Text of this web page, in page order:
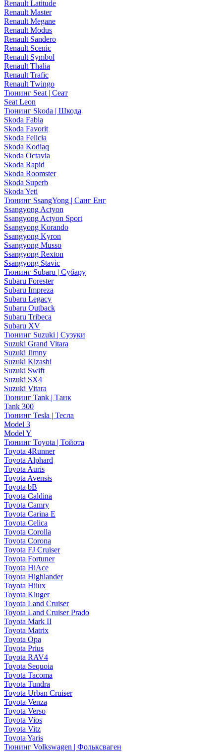
Renault Latitude
Renault Master
Renault Megane
Renault Modus
Renault Sandero
Renault Scenic
Renault Symbol
Renault Thalia
Renault Trafic
Renault Twingo
Тюнинг Seat | Сеат
Seat Leon
Тюнинг Skoda | Шкода
Skoda Fabia
Skoda Favorit
Skoda Felicia
Skoda Kodiaq
Skoda Octavia
Skoda Rapid
Skoda Roomster
Skoda Superb
Skoda Yeti
Тюнинг SsangYong | Санг Енг
Ssangyong Actyon
Ssangyong Actyon Sport
Ssangyong Korando
Ssangyong Kyron
Ssangyong Musso
Ssangyong Rexton
Ssangyong Stavic
Тюнинг Subaru | Субару
Subaru Forester
Subaru Impreza
Subaru Legacy
Subaru Outback
Subaru Tribeca
Subaru XV
Тюнинг Suzuki | Сузуки
Suzuki Grand Vitara
Suzuki Jimny
Suzuki Kizashi
Suzuki Swift
Suzuki SX4
Suzuki Vitara
Тюнинг Tank | Танк
Tank 300
Тюнинг Tesla | Тесла
Model 3
Model Y
Тюнинг Toyota | Тойота
Toyota 4Runner
Toyota Alphard
Toyota Auris
Toyota Avensis
Toyota bB
Toyota Caldina
Toyota Camry
Toyota Carina E
Toyota Celica
Toyota Corolla
Toyota Corona
Toyota FJ Cruiser
Toyota Fortuner
Toyota HiAce
Toyota Highlander
Toyota Hilux
Toyota Kluger
Toyota Land Cruiser
Toyota Land Cruiser Prado
Toyota Mark II
Toyota Matrix
Toyota Opa
Toyota Prius
Toyota RAV4
Toyota Sequoia
Toyota Tacoma
Toyota Tundra
Toyota Urban Cruiser
Toyota Venza
Toyota Verso
Toyota Vios
Toyota Vitz
Toyota Yaris
Тюнинг Volkswagen | Фольксваген